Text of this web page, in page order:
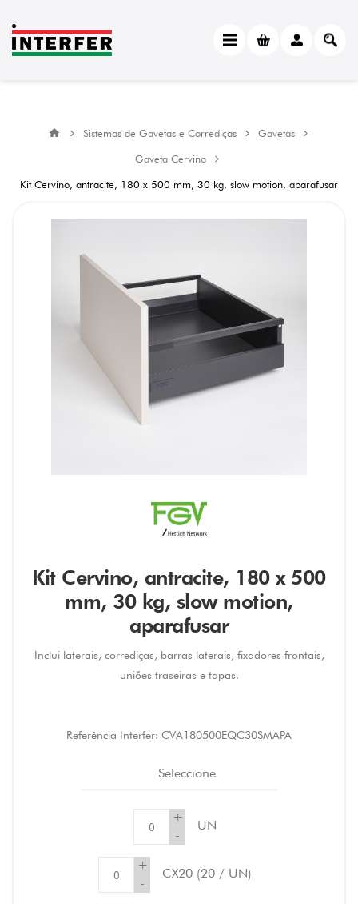
Sistemas de Gavetas e Corrediças
Gavetas
Gaveta Cervino
Kit Cervino, antracite, 180 x 500 mm, 30 kg, slow motion, aparafusar
Kit Cervino, antracite, 180 x 500
mm, 30 kg, slow motion,
aparafusar
Inclui laterais, corrediças, barras laterais, fixadores frontais,
uniões traseiras e tapas.
Referência Interfer: CVA180500EQC30SMAPA
Seleccione
+
-
UN
+
-
CX20 (20 / UN)